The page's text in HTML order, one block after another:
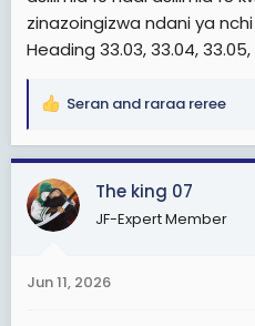
zinazoingizwa ndani ya
Heading 33.03, 33.04, 33.05,
R
a
c
t
i
s
Seran and raraa reree
The king 07
JF-Expert Member
Jun 11, 2026